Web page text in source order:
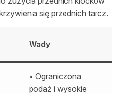
się przednich tarcz.
Wady
• Ograniczona
podaż i wysokie